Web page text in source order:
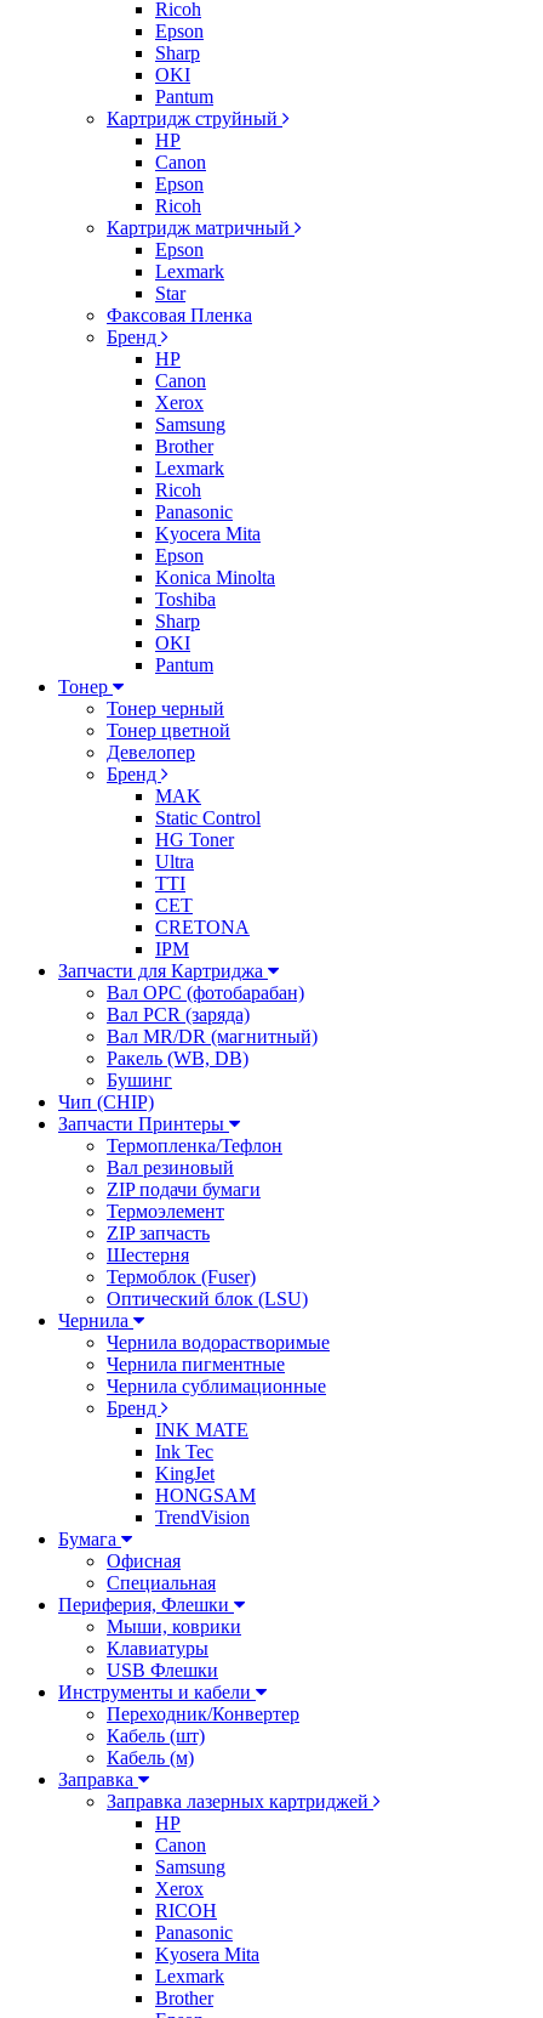
Ricoh
Epson
Sharp
OKI
Pantum
Картридж струйный
HP
Canon
Epson
Ricoh
Картридж матричный
Epson
Lexmark
Star
Факсовая Пленка
Бренд
HP
Canon
Xerox
Samsung
Brother
Lexmark
Ricoh
Panasonic
Kyocera Mita
Epson
Konica Minolta
Toshiba
Sharp
OKI
Pantum
Тонер
Тонер черный
Тонер цветной
Девелопер
Бренд
MAK
Static Control
HG Toner
Ultra
TTI
CET
CRETONA
IPM
Запчасти для Картриджа
Вал OPC (фотобарабан)
Вал PCR (заряда)
Вал MR/DR (магнитный)
Ракель (WB, DB)
Бушинг
Чип (CHIP)
Запчасти Принтеры
Термопленка/Тефлон
Вал резиновый
ZIP подачи бумаги
Термоэлемент
ZIP запчасть
Шестерня
Термоблок (Fuser)
Оптический блок (LSU)
Чернила
Чернила водорастворимые
Чернила пигментные
Чернила сублимационные
Бренд
INK MATE
Ink Tec
KingJet
HONGSAM
TrendVision
Бумага
Офисная
Специальная
Периферия, Флешки
Мыши, коврики
Клавиатуры
USB Флешки
Инструменты и кабели
Переходник/Конвертер
Кабель (шт)
Кабель (м)
Заправка
Заправка лазерных картриджей
HP
Canon
Samsung
Xerox
RICOH
Panasonic
Kyosera Mita
Lexmark
Brother